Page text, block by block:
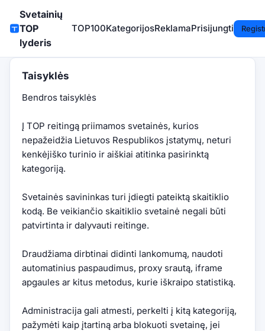
Svetainių
TOP
lyderis
TOP100KategorijosReklamaPrisijungti
Taisyklės
Bendros taisyklės
Į TOP reitingą priimamos svetainės, kurios
nepažeidžia Lietuvos Respublikos įstatymų, neturi
kenkėjiško turinio ir aiškiai atitinka pasirinktą
kategoriją.
Svetainės savininkas turi įdiegti pateiktą skaitiklio
kodą. Be veikiančio skaitiklio svetainė negali būti
patvirtinta ir dalyvauti reitinge.
Draudžiama dirbtinai didinti lankomumą, naudoti
automatinius paspaudimus, proxy srautą, iframe
apgaules ar kitus metodus, kurie iškraipo statistiką.
Administracija gali atmesti, perkelti į kitą kategoriją,
pažymėti kaip įtartiną arba blokuoti svetainę, jei